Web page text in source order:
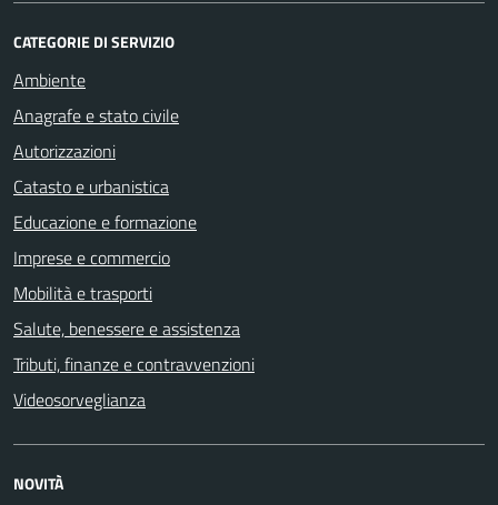
CATEGORIE DI SERVIZIO
Ambiente
Anagrafe e stato civile
Autorizzazioni
Catasto e urbanistica
Educazione e formazione
Imprese e commercio
Mobilità e trasporti
Salute, benessere e assistenza
Tributi, finanze e contravvenzioni
Videosorveglianza
NOVITÀ